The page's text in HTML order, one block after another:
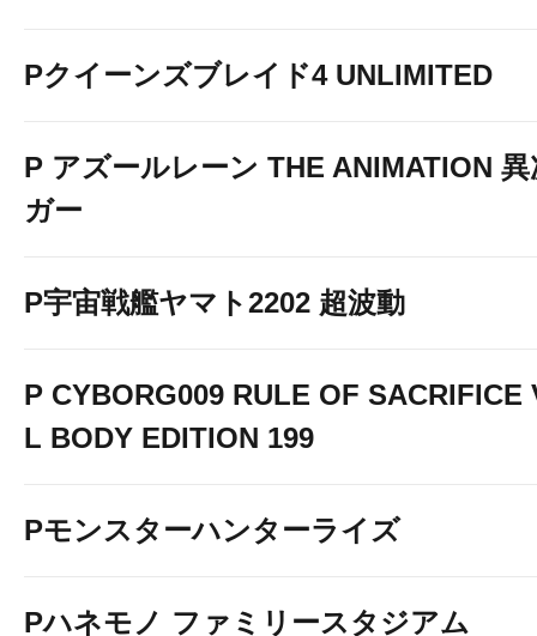
Pクイーンズブレイド4 UNLIMITED
P アズールレーン THE ANIMATION
ガー
P宇宙戦艦ヤマト2202 超波動
P CYBORG009 RULE OF SACRIFICE
L BODY EDITION 199
Pモンスターハンターライズ
Pハネモノ ファミリースタジアム